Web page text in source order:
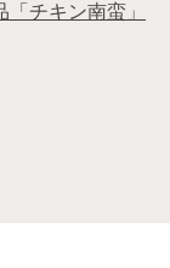
チキン南蛮」